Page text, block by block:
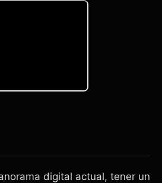
digital actual, tener un